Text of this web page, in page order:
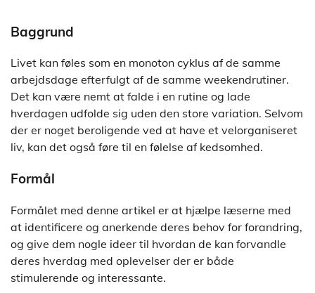
Baggrund
Livet kan føles som en monoton cyklus af de samme
arbejdsdage efterfulgt af de samme weekendrutiner.
Det kan være nemt at falde i en rutine og lade
hverdagen udfolde sig uden den store variation. Selvom
der er noget beroligende ved at have et velorganiseret
liv, kan det også føre til en følelse af kedsomhed.
Formål
Formålet med denne artikel er at hjælpe læserne med
at identificere og anerkende deres behov for forandring,
og give dem nogle ideer til hvordan de kan forvandle
deres hverdag med oplevelser der er både
stimulerende og interessante.